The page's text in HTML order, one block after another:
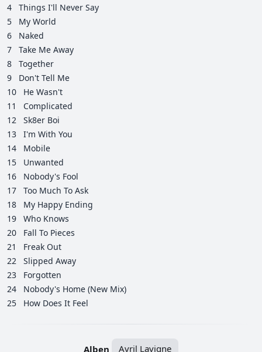
4
Things I'll Never Say
5
My World
6
Naked
7
Take Me Away
8
Together
9
Don't Tell Me
10
He Wasn't
11
Complicated
12
Sk8er Boi
13
I'm With You
14
Mobile
15
Unwanted
16
Nobody's Fool
17
Too Much To Ask
18
My Happy Ending
19
Who Knows
20
Fall To Pieces
21
Freak Out
22
Slipped Away
23
Forgotten
24
Nobody's Home (New Mix)
25
How Does It Feel
Alben Avril Lavigne